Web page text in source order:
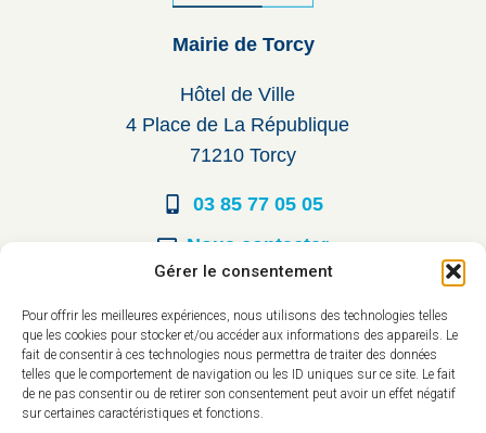
Gérer le consentement
Pour offrir les meilleures expériences, nous utilisons des technologies telles
que les cookies pour stocker et/ou accéder aux informations des appareils. Le
fait de consentir à ces technologies nous permettra de traiter des données
telles que le comportement de navigation ou les ID uniques sur ce site. Le fait
de ne pas consentir ou de retirer son consentement peut avoir un effet négatif
sur certaines caractéristiques et fonctions.
Mairie de Torcy
Hôtel de Ville
4 Place de La République
71210 Torcy
03 85 77 05 05
Nous contacter
Du lundi au vendredi :
8h30 à 12h00